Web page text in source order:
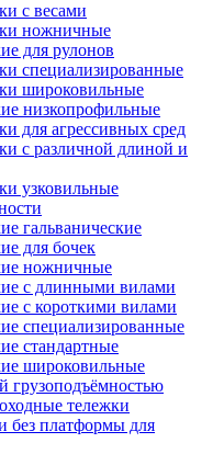
с весами
ножничные
для рулонов
специализированные
широковильные
низкопрофильные
для агрессивных сред
с различной длиной и
узковильные
гальванические
для бочек
ножничные
с длинными вилами
с короткими вилами
специализированные
стандартные
широковильные
грузоподъёмностью
тележки